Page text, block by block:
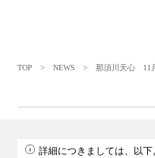
TOP
>NEWS > 那須川天心 11月
詳細につきましては、以下